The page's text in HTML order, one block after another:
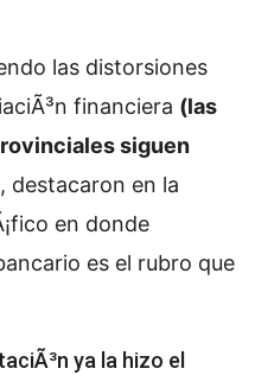
las distorsiones
financiera (las
siguen
destacaron en la
en donde
es el rubro que
ya la hizo el